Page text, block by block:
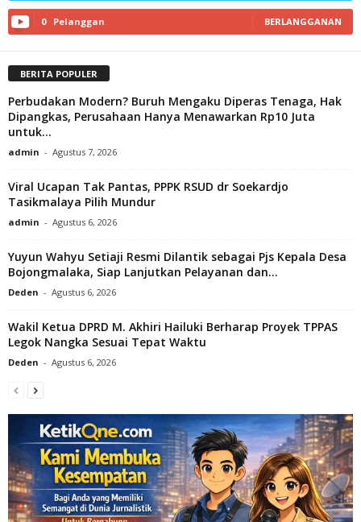
0 Pelanggan BERLANGGANAN
BERITA POPULER
Perbudakan Modern? Buruh Mengaku Diperas Tenaga, Hak
Dipangkas, Perusahaan Hanya Menawarkan Rp10 Juta
untuk...
admin - Agustus 7, 2026
Viral Ucapan Tak Pantas, PPPK RSUD dr Soekardjo
Tasikmalaya Pilih Mundur
admin - Agustus 6, 2026
Yuyun Wahyu Setiaji Resmi Dilantik sebagai Pjs Kepala Desa
Bojongmalaka, Siap Lanjutkan Pelayanan dan...
Deden - Agustus 6, 2026
Wakil Ketua DPRD M. Akhiri Hailuki Berharap Proyek TPPAS
Legok Nangka Sesuai Tepat Waktu
Deden - Agustus 6, 2026